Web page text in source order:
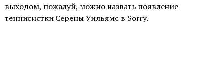
выходом, пожалуй, можно назвать появление
теннисистки Серены Уильямс в Sorry.